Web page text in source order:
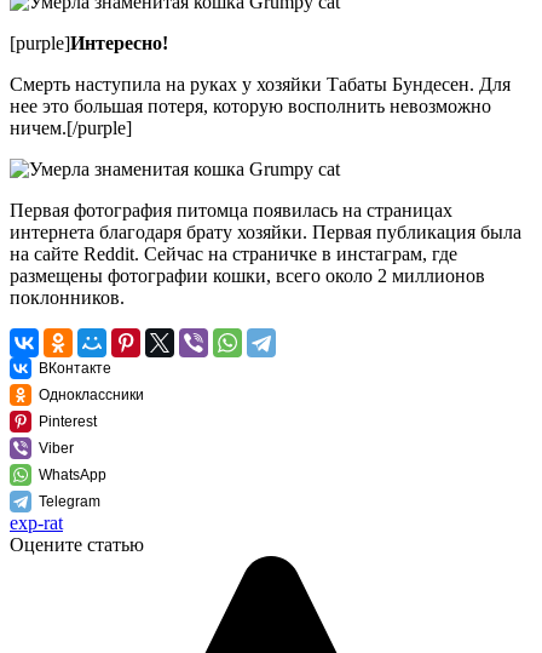
[purple]Интересно!
Смерть наступила на руках у хозяйки Табаты Бундесен. Для
нее это большая потеря, которую восполнить невозможно
ничем.[/purple]
Первая фотография питомца появилась на страницах
интернета благодаря брату хозяйки. Первая публикация была
на сайте Reddit. Сейчас на страничке в инстаграм, где
размещены фотографии кошки, всего около 2 миллионов
поклонников.
ВКонтакте
Одноклассники
Pinterest
Viber
WhatsApp
Telegram
exp-rat
Оцените статью